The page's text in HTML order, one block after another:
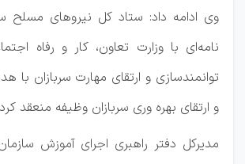
نامه‌ای با وزارت تعاون، کار و رفاه
توانمندسازی و ارتقای مهارت سربازان با
و ارتقای بهره وری سربازان وظیفه منعقد
مدیرکل دفتر راهبری اجرای آموزش